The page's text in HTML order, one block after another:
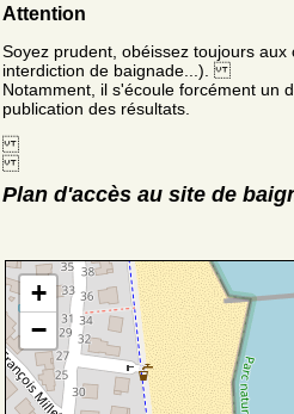
Attention
Soyez prudent, obéissez toujours
interdiction de baignade...).
Notamment, il s'écoule forcément un
publication des résultats.
Plan d'accès au site de
+
−